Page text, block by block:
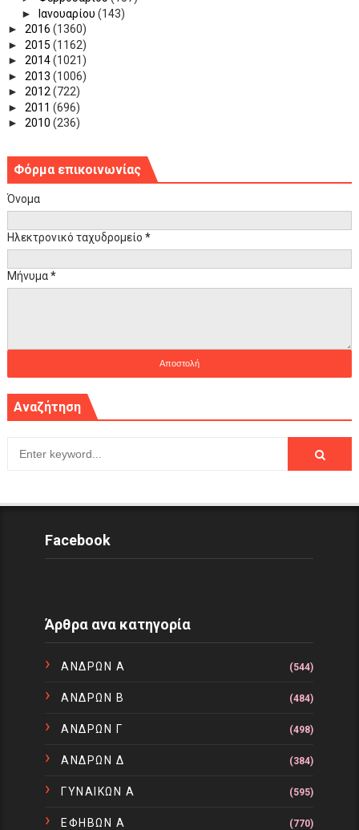
►
Ιανουαρίου (143)
► 2016 (1360)
► 2015 (1162)
► 2014(1021)
► 2013 (1006)
► 2012(722)
► 2011 (696)
► 2010 (236)
Φόρμα επικοινωνίας
Όνομα
Ηλεκτρονικό ταχυδρομείο *
Μήνυμα*
Αναζήτηση
Facebook
Άρθρα ανα κατηγορία
ΑΝΔΡΩΝ Α (544)
ΑΝΔΡΩΝ Β (484)
ΑΝΔΡΩΝ Γ (498)
ΑΝΔΡΩΝ Δ (384)
ΓΥΝΑΙΚΩΝ Α (595)
ΕΦΗΒΩΝ Α (770)